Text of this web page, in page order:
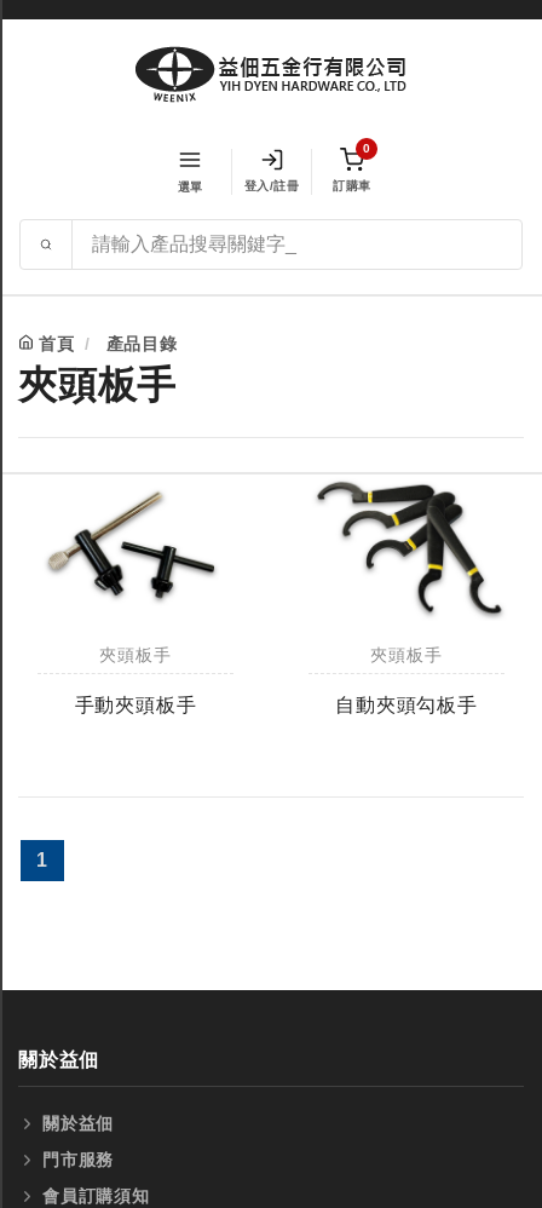
選單 登入/註冊
0
訂購車
首頁 產品目錄
夾頭板手
夾頭板手
手動夾頭板手
夾頭板手
自動夾頭勾板手
1
關於益佃
關於益佃
門市服務
會員訂購須知